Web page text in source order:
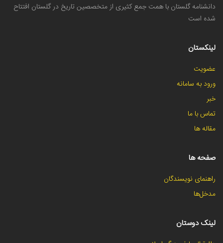
دانشنامه گلستان با همت جمع کثیری از متخصصین تاریخ در گلستان افتتاح
شده است
لینکستان
عضویت
ورود به سامانه
خبر
تماس با ما
مقاله ها
صفحه ها
راهنمای نویسندگان
مدخل‌ها
لینک دوستان